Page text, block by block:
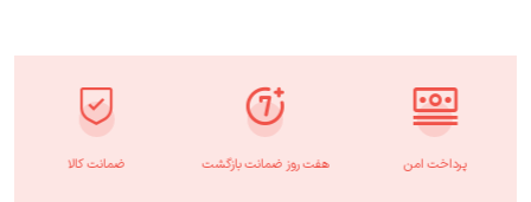
پرداخت امن هفت روز ضمانت بازگشت ضمانت کالا